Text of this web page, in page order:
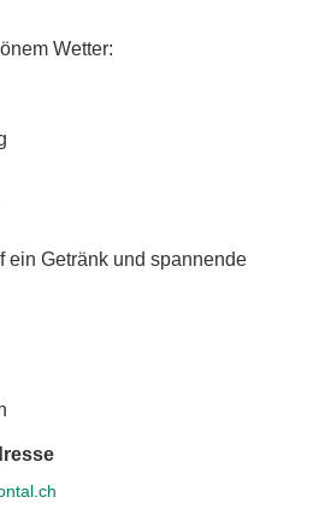
Wetter:
ein Getränk und spannende